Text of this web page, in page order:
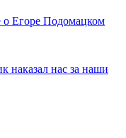
о Егоре Подомацком
наказал нас за наши